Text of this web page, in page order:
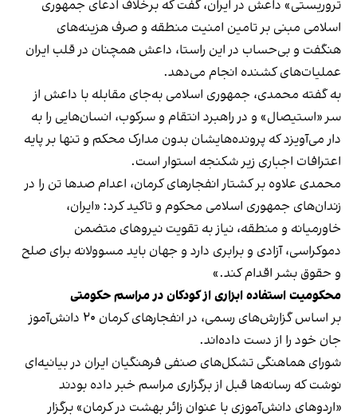
تروریستی» داعش در ایران، گفت که برخلاف ادعای جمهوری
اسلامی مبنی بر تامین امنیت منطقه و صرف هزینه‌های
هنگفت و بی‌حساب در این راستا، داعش همچنان در قلب ایران
عملیات‌های کشنده انجام می‌دهد.
به گفته محمدی، جمهوری اسلامی به‌جای مقابله با داعش از
سر «استیصال» و در راهبرد انتقام و سرکوب، انسان‌هایی را به
دار می‌آویزد که پرونده‌هایشان بدون مدارک محکم و تنها بر پایه
اعترافات اجباری زیر شکنجه استوار است.
محمدی علاوه بر کشتار انفجارهای کرمان، اعدام صدها تن را در
زندان‌های جمهوری اسلامی محکوم و تاکید کرد: «ایران،
خاورمیانه و منطقه، نیاز به تقویت نیروهای متضمن
دموکراسی، آزادی و برابری دارد و جهان باید مسوولانه برای صلح
و حقوق بشر اقدام کند.»
محکومیت استفاده ابزاری از کودکان در مراسم حکومتی
بر اساس گزارش‌های رسمی، در انفجارهای کرمان ۲۰ دانش‌آموز
جان خود را از دست داده‌اند.
شورای هماهنگی تشکل‌های صنفی فرهنگیان ایران در بیانیه‌ای
نوشت که رسانه‌ها قبل از برگزاری مراسم خبر داده بودند
«اردوهای دانش‌آموزی با عنوان زائر بهشت در کرمان» برگزار